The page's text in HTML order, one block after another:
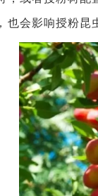
也会影响授粉昆